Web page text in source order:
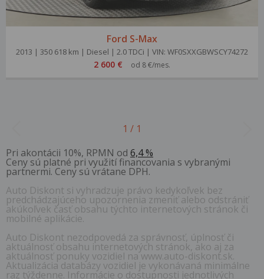
Ford S-Max
2013 | 350 618 km | Diesel | 2.0 TDCi | VIN: WF0SXXGBWSCY74272
2 600 € od 8 €/mes.
1 / 1
Pri akontácii 10%, RPMN od 6,4 %
Ceny sú platné pri využití financovania s vybranými
partnermi. Ceny sú vrátane DPH.
Auto Diskont si vyhradzuje právo kedykoľvek bez
predchádzajúceho upozornenia zmeniť alebo odstrániť
akúkoľvek časť obsahu týchto internetových stránok či
mobilné aplikácie.
Auto Diskont nezodpovedá za správnosť, úplnosť či
aktuálnosť obsahu internetových stránok, ako aj za
aktuálnosť ponuky vozidiel na www.auto-diskont.sk.
Aktualizácia databázy vozidiel je vykonávaná minimálne
raz týždenne. Informácie o dostupnosti jednotlivých